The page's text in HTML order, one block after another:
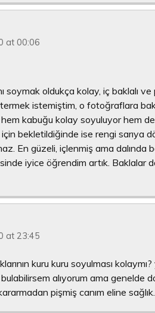
at 00:06
soymak oldukça kolay, iç baklalı
istemiştim, o fotoğraflara
hem kabuğu kolay soyuluyor hem
için bekletildiğinde ise rengi sarıya
En güzeli, içlenmiş ama dalında
iyice öğrendim artık. Baklalar
at 23:45
kuru kuru soyulması
alıyorum ama genelde
pişmiş canım eline sağlık.